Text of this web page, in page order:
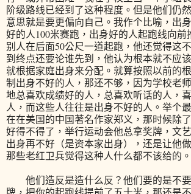
阶级路线已经到了这种程度。但是他们仍
意思就是要更偏向自己。我作个比喻，出
好的人100米赛跑，出身好的人起跑线向前
别人在后面50公尺一道起跑，他还觉得这
到终点还要论谁先到，他认为根本就不应
就根据家庭出身来分配。就算按照以前的
制出身不好的人，那还不够，因为学校老
地总喜欢成绩好的人，总喜欢听话的人，
人，而这些人往往是出身不好的人。举个
在在美国的中国著名作家郑义，那时候除
好得不得了，举行运动会他总拿奖牌，文
出身再不好（是资本家出身），还是让他
那些老红卫兵觉得这种人什么都不该给的。
他们造反是造什么反？他们要的是不